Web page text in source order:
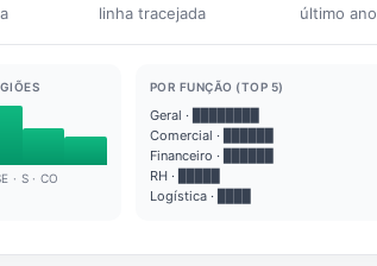
linha tracejada último ano
· S · CO
POR FUNÇÃO (TOP 5)
Geral · ████████
Comercial · ██████
Financeiro · ██████
RH · █████
Logística · ████